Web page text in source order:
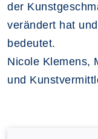
der
verändert hat
bedeutet.
Nicole Klemens,
und